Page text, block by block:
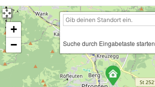
+
−
Suche durch Eingabetaste starten